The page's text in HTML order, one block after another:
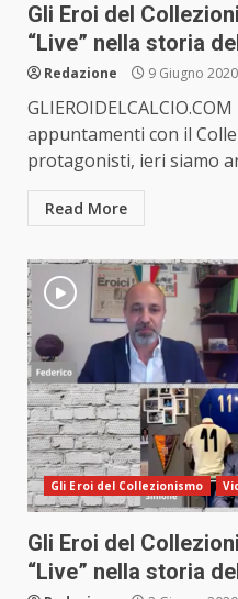
Gli Eroi del
“Live” nella storia
Redazione 9 Giugno 2020
appuntamenti con il
protagonisti, ieri siamo
Read More
Gli Eroi del Collezionismo
Gli Eroi del
“Live” nella storia